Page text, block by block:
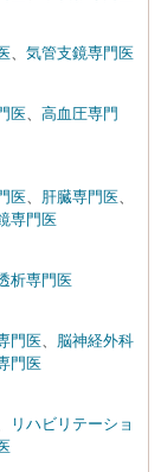
、 気管支鏡専門医
医、 高血圧専門
医、 肝臓専門医、
専門医
析専門医
門医、 脳神経外科
門医
リハビリテーショ